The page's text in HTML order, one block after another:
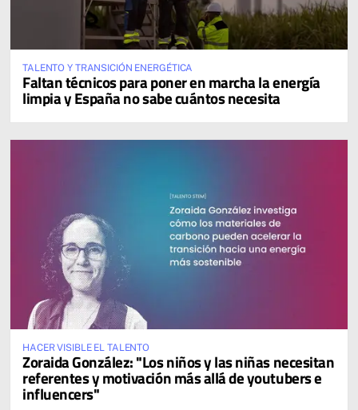
TALENTO Y TRANSICIÓN ENERGÉTICA
Faltan técnicos para poner en marcha la energía
limpia y España no sabe cuántos necesita
HACER VISIBLE EL TALENTO
Zoraida González: "Los niños y las niñas necesitan
referentes y motivación más allá de youtubers e
influencers"